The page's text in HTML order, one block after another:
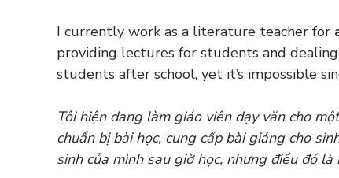
I currently work as a literature teacher for
providing lectures for students and
students after school, yet it’s impossible
Tôi hiện đang làm giáo viên dạy văn cho
chuẩn bị bài học, cung cấp bài giảng cho
sinh của mình sau giờ học, nhưng điều đó